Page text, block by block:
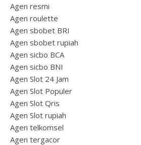
Agen resmi
Agen roulette
Agen sbobet BRI
Agen sbobet rupiah
Agen sicbo BCA
Agen sicbo BNI
Agen Slot 24 Jam
Agen Slot Populer
Agen Slot Qris
Agen Slot rupiah
Agen telkomsel
Agen tergacor